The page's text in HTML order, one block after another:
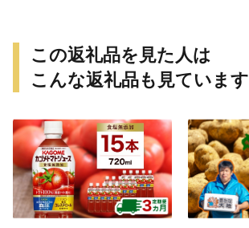
この返礼品を見た人は
こんな返礼品も見ています